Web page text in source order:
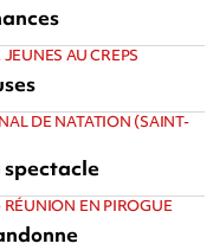
AU CREPS
DE NATATION (SAINT-
spectacle
RÉUNION EN PIROGUE